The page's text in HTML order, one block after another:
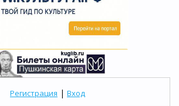
Регистрация | Вход